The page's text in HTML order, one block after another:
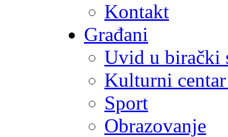
Kontakt
Građani
Uvid u birački
Kulturni
Sport
Obrazovanje